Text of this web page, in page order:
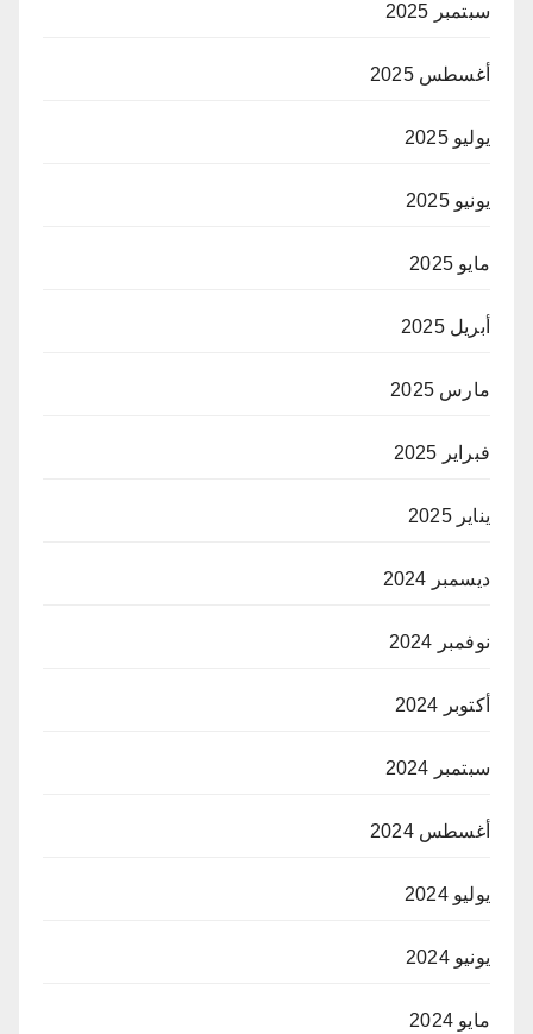
سبتمبر 2025
أغسطس 2025
يوليو 2025
يونيو 2025
مايو 2025
أبريل 2025
مارس 2025
فبراير 2025
يناير 2025
ديسمبر 2024
نوفمبر 2024
أكتوبر 2024
سبتمبر 2024
أغسطس 2024
يوليو 2024
يونيو 2024
مايو 2024